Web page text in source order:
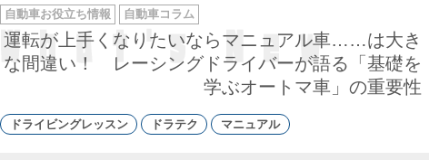
運転が上手くなりたいならマニュアル車……は大き
な間違い！ レーシングドライバーが語る「基礎を
学ぶオートマ車」の重要性
カ
テ
ゴ
リ
自動車お役立ち情報 自動車コラム
ドライビングレッスン ドラテク マニュアル